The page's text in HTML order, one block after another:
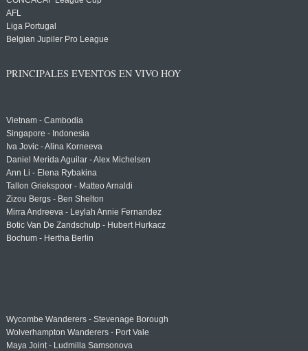
AFL
Liga Portugal
Belgian Jupiler Pro League
PRINCIPALES EVENTOS EN VIVO HOY
Vietnam - Cambodia
Singapore - Indonesia
Iva Jovic - Alina Korneeva
Daniel Merida Aguilar - Alex Michelsen
Ann Li - Elena Rybakina
Tallon Griekspoor - Matteo Arnaldi
Zizou Bergs - Ben Shelton
Mirra Andreeva - Leylah Annie Fernandez
Botic Van De Zandschulp - Hubert Hurkacz
Bochum - Hertha Berlin
Wycombe Wanderers - Stevenage Borough
Wolverhampton Wanderers - Port Vale
Maya Joint - Ludmilla Samsonova